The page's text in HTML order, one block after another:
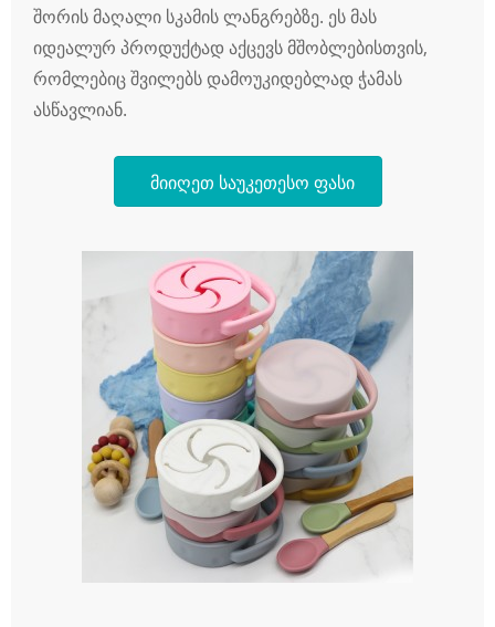
შორის მაღალი სკამის ლანგრებზე. ეს მას
იდეალურ პროდუქტად აქცევს მშობლებისთვის,
რომლებიც შვილებს დამოუკიდებლად ჭამას
ასწავლიან.
მიიღეთ საუკეთესო ფასი